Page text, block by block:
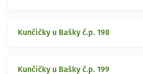
Kunčičky u Bašky č.p. 198
Kunčičky u Bašky č.p. 199